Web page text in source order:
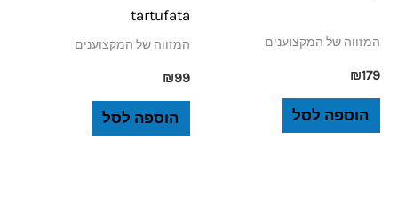
המזווה של המקצוענים
₪179
הוספה לסל
tartufata
המזווה של המקצוענים
₪99
הוספה לסל